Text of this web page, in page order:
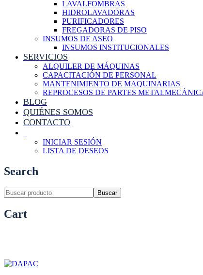
LAVALFOMBRAS
HIDROLAVADORAS
PURIFICADORES
FREGADORAS DE PISO
INSUMOS DE ASEO
INSUMOS INSTITUCIONALES
SERVICIOS
ALQUILER DE MÁQUINAS
CAPACITACIÓN DE PERSONAL
MANTENIMIENTO DE MAQUINARIAS
REPROCESOS DE PARTES
BLOG
QUIÉNES SOMOS
CONTACTO
INICIAR SESIÓN
LISTA DE DESEOS
Search
Buscar
Cart